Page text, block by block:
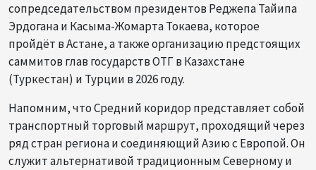
сопредседательством президентов Реджепа Тайипа
Эрдогана и Касыма-Жомарта Токаева, которое
пройдёт в Астане, а также организацию предстоящих
саммитов глав государств ОТГ в Казахстане
(Туркестан) и Турции в 2026 году.
Напомним, что Средний коридор представляет собой
транспортный торговый маршрут, проходящий через
ряд стран региона и соединяющий Азию с Европой. Он
служит альтернативой традиционным Северному и